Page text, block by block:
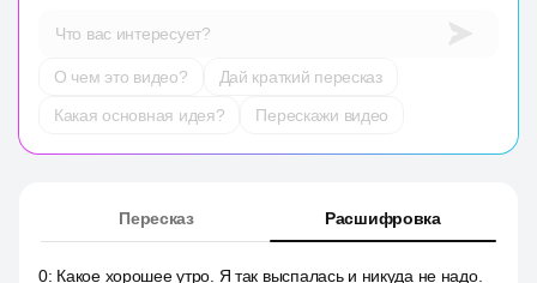
Что вас интересует?
О чем это видео?
Дай краткий пересказ
Какая основная идея?
Перескажи видео
Пересказ Расшифровка
0: Какое хорошее утро. Я так выспалась и никуда не надо.